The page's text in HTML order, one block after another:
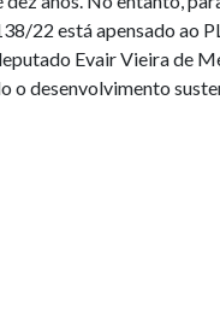
22 está apensado ao
Evair Vieira de
o desenvolvimento